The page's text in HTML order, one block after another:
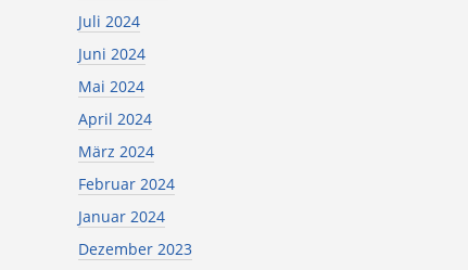
Juli 2024
Juni 2024
Mai 2024
April 2024
März 2024
Februar 2024
Januar 2024
Dezember 2023